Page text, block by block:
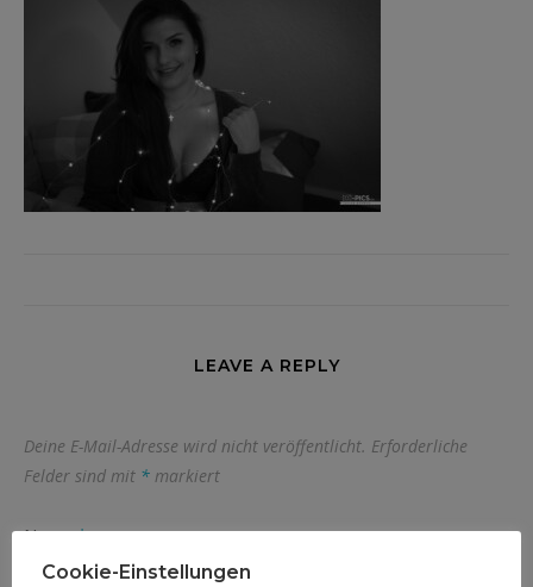
LEAVE A REPLY
Deine E-Mail-Adresse wird nicht veröffentlicht. Erforderliche
Felder sind mit * markiert
Name*
Cookie-Einstellungen